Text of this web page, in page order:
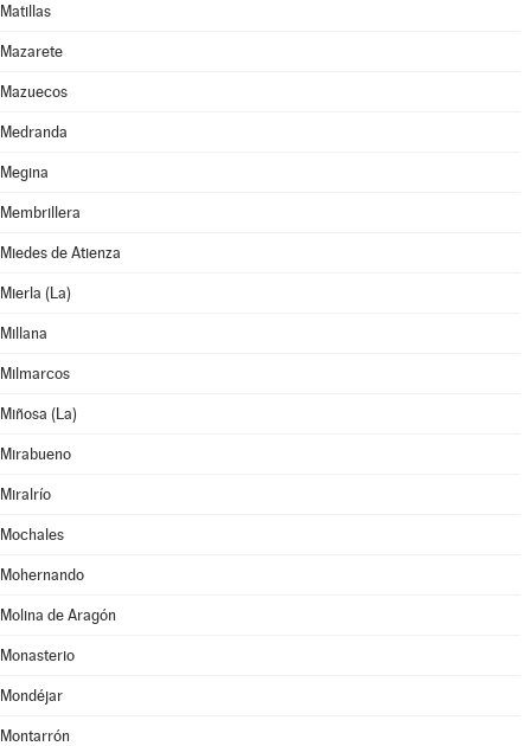
Matillas
Mazarete
Mazuecos
Medranda
Megina
Membrillera
Miedes de Atienza
Mierla (La)
Millana
Milmarcos
Miñosa (La)
Mirabueno
Miralrío
Mochales
Mohernando
Molina de Aragón
Monasterio
Mondéjar
Montarrón